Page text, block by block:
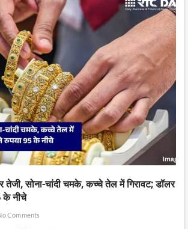
तेजी, सोना-चांदी चमके, कच्चे तेल में गिरावट; डॉलर
के नीचे
Comments